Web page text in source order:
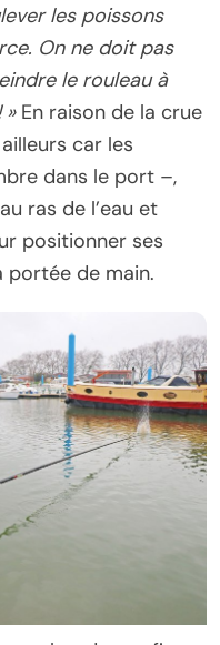
les poissons
On ne doit pas
le rouleau à
En raison de la crue
car les
dans le port –,
ras de l’eau et
positionner ses
de main.